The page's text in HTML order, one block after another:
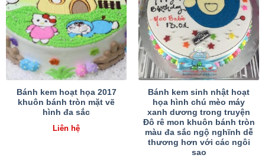
Bánh kem hoạt họa 2017
khuôn bánh tròn mặt vẽ
hình đa sắc
Liên hệ
Bánh kem sinh nhật hoạt
họa hình chú mèo máy
xanh dương trong truyện
Đô rê mon khuôn bánh tròn
màu đa sắc ngộ nghĩnh dễ
thương hơn với các ngôi
sao